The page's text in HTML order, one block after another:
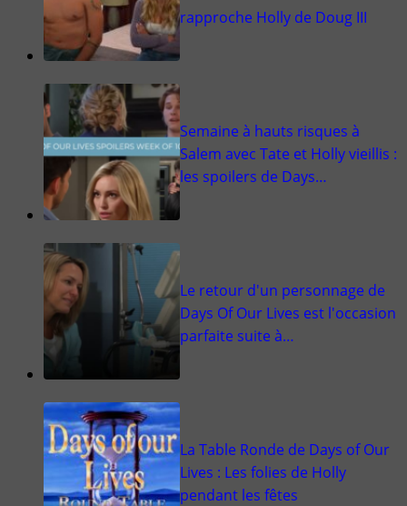
rapproche Holly de Doug III
Semaine à hauts risques à
Salem avec Tate et Holly vieillis :
les spoilers de Days…
Le retour d'un personnage de
Days Of Our Lives est l'occasion
parfaite suite à…
La Table Ronde de Days of Our
Lives : Les folies de Holly
pendant les fêtes